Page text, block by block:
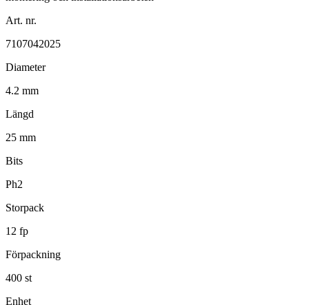
Art. nr.
7107042025
Diameter
4.2 mm
Längd
25 mm
Bits
Ph2
Storpack
12 fp
Förpackning
400 st
Enhet